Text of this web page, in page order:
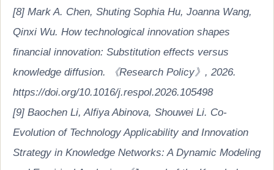
[8] Mark A. Chen, Shuting Sophia Hu, Joanna Wang,
Qinxi Wu. How technological innovation shapes
financial innovation: Substitution effects versus
knowledge diffusion. 《Research Policy》, 2026.
https://doi.org/10.1016/j.respol.2026.105498
[9] Baochen Li, Alfiya Abinova, Shouwei Li. Co-
Evolution of Technology Applicability and Innovation
Strategy in Knowledge Networks: A Dynamic Modeling